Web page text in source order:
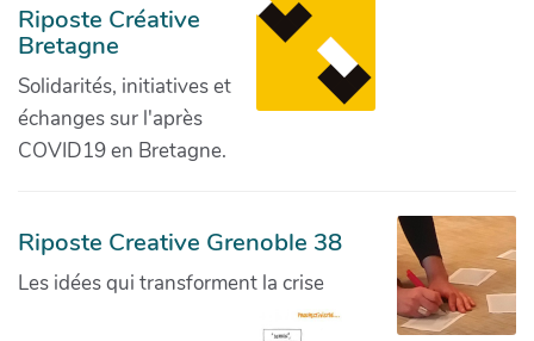
Riposte Créative
Bretagne
Solidarités, initiatives et
échanges sur l'après
COVID19 en Bretagne.
Riposte Creative Grenoble 38
Les idées qui transforment la crise